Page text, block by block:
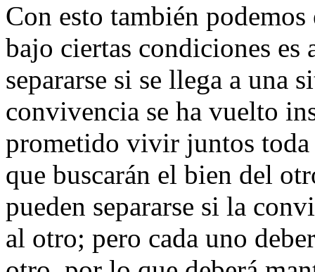
Con esto también
bajo ciertas condiciones es
separarse si se llega a una
convivencia se ha vuelto
prometido vivir juntos
que buscarán el bien del
pueden separarse si la
al otro; pero cada uno